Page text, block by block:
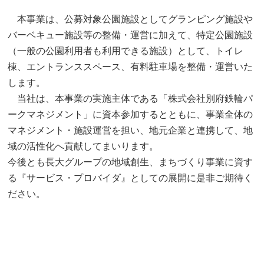
本事業は、公募対象公園施設としてグランピング施設や
バーベキュー施設等の整備・運営に加えて、特定公園施設
（一般の公園利用者も利用できる施設）として、トイレ
棟、エントランススペース、有料駐車場を整備・運営いた
します。
当社は、本事業の実施主体である「株式会社別府鉄輪パ
ークマネジメント」に資本参加するとともに、事業全体の
マネジメント・施設運営を担い、地元企業と連携して、地
域の活性化へ貢献してまいります。
今後とも長大グループの地域創生、まちづくり事業に資す
る『サービス・プロバイダ』としての展開に是非ご期待く
ださい。